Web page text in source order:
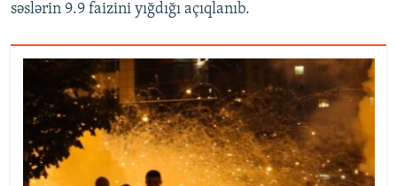
səslərin 9.9 faizini yığdığı açıqlanıb.